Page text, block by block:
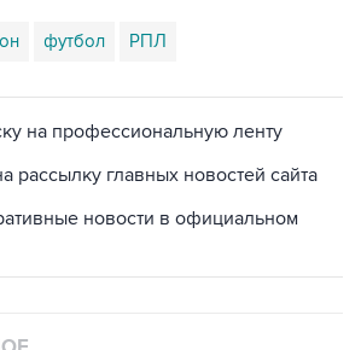
футбол РПЛ
на профессиональную ленту
рассылку главных новостей сайта
новости в официальном